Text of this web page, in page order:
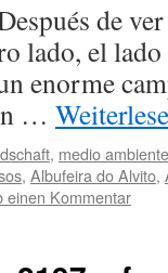
de
lado, el lado
enorme
…
, medio ambiente
, Albufeira do Alvito,
einen Kommentar